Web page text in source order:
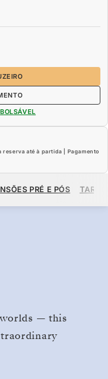
até à partida | Pagamento
PRÉ E PÓS
— this
Galápagos